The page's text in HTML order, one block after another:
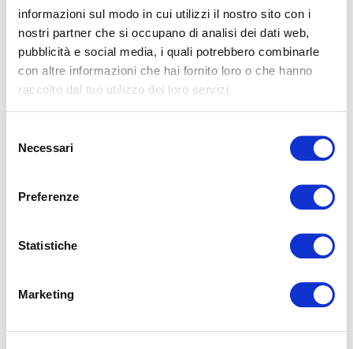
informazioni sul modo in cui utilizzi il nostro sito con i
nostri partner che si occupano di analisi dei dati web,
pubblicità e social media, i quali potrebbero combinarle
con altre informazioni che hai fornito loro o che hanno
raccolto dal tuo utilizzo dei loro servizi.
delNecessari
Preferenze
Statistiche
Marketing
Il Feng Shui è la disciplina orientale che si occupa di creare
di vita. È logico imma...
Relax Sonno Consapevole
Cos’è il Sushi In Italia, Sushi e Sashimi sono i piatti più popolari
varietà di riso (...